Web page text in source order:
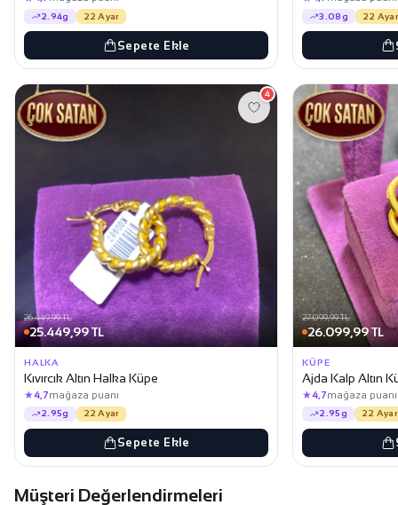
2.94g 22 Ayar
Sepete Ekle
3.08g 22 Ayar
26.449,99 TL
25.449,99 TL
4
HALKA
Kıvırcık Altın Halka Küpe
★4,7mağaza puanı
2.95g 22 Ayar
Sepete Ekle
27.099,99 TL
26.099,99 TL
KÜPE
Ajda Kalp Altın
★4,7mağaza puanı
2.95g 22 Ayar
Müşteri Değerlendirmeleri